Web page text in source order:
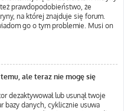
prawdopodobieństwo, że
na której znajduje się forum.
go o tym problemie. Musi on
ale teraz nie mogę się
dezaktywował lub usunął twoje
bazy danych, cyklicznie usuwa